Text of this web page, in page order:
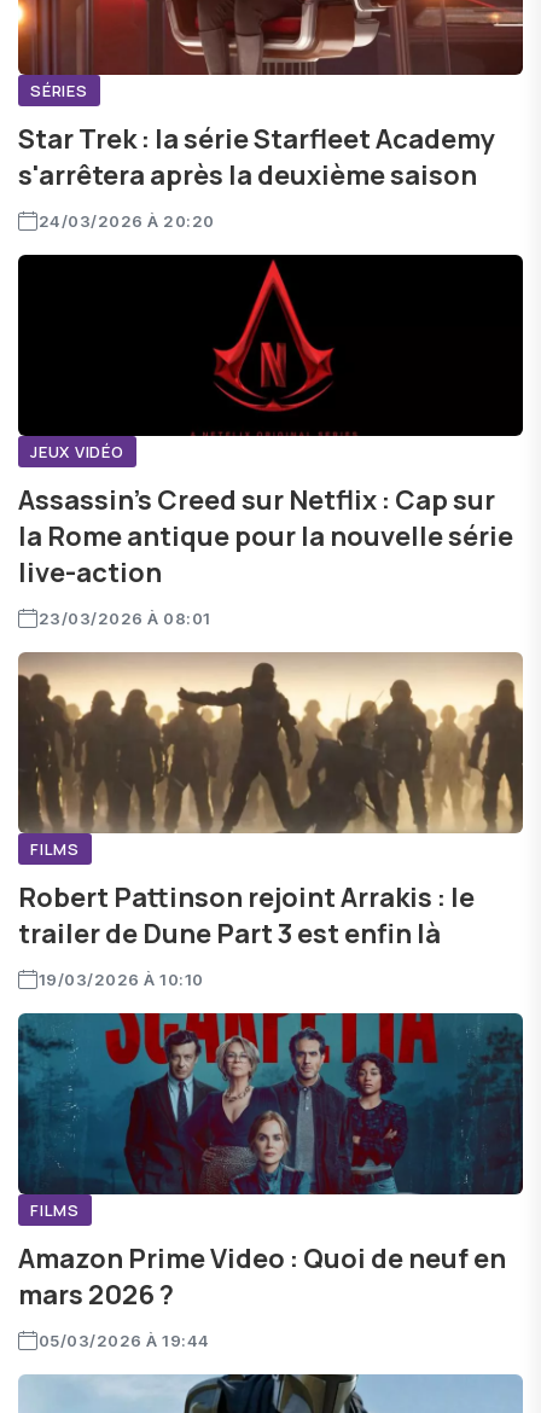
SÉRIES
Star Trek : la série Starfleet Academy
s'arrêtera après la deuxième saison
24/03/2026 À 20:20
JEUX VIDÉO
Assassin’s Creed sur Netflix : Cap sur
la Rome antique pour la nouvelle série
live-action
23/03/2026 À 08:01
FILMS
Robert Pattinson rejoint Arrakis : le
trailer de Dune Part 3 est enfin là
19/03/2026 À 10:10
FILMS
Amazon Prime Video : Quoi de neuf en
mars 2026 ?
05/03/2026 À 19:44